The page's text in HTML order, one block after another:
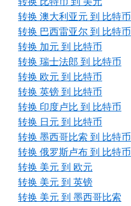
转换 澳大利亚元 到 比特币
转换 巴西雷亚尔 到 比特币
转换 加元 到 比特币
转换 瑞士法郎 到 比特币
转换 欧元 到 比特币
转换 英镑 到 比特币
转换 印度卢比 到 比特币
转换 日元 到 比特币
转换 墨西哥比索 到 比特币
转换 俄罗斯卢布 到 比特币
转换 美元 到 欧元
转换 美元 到 英镑
转换 美元 到 墨西哥比索